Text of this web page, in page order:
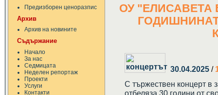
Предизборен ценоразпис
Архив
Архив на новините
Съдържание
Начало
За нас
Седмицата
Неделен репортаж
Проекти
Услуги
Контакти
ОУ "ЕЛИСАВЕТА
30.04.2025 /
С тържествен концерт в
отбеляза 30 години от